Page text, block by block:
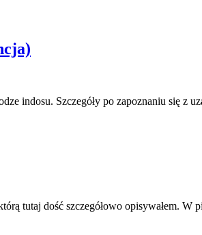
indosu. Szczegóły po zapoznaniu się z
tutaj dość szczegółowo opisywałem. W